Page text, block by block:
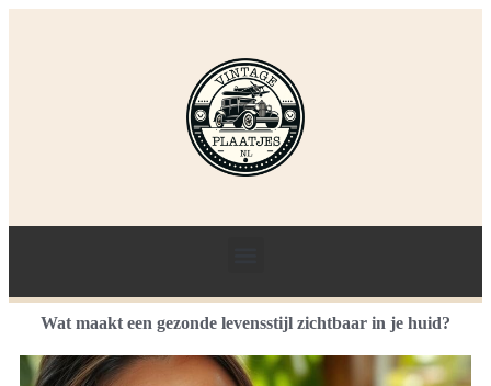
Wat maakt een gezonde levensstijl zichtbaar in je huid?